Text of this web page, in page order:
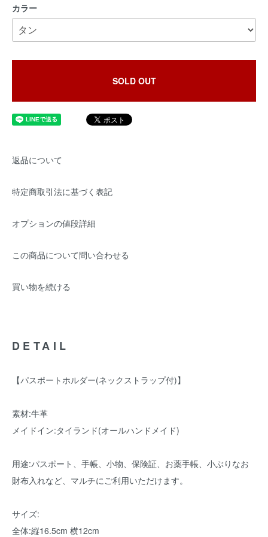
カラー
SOLD OUT
返品について
特定商取引法に基づく表記
オプションの値段詳細
この商品について問い合わせる
買い物を続ける
DETAIL
【パスポートホルダー(ネックストラップ付)】
素材:牛革
メイドイン:タイランド(オールハンドメイド)
用途:パスポート、手帳、小物、保険証、お薬手帳、小ぶりなお
財布入れなど、マルチにご利用いただけます。
サイズ:
全体:縦16.5cm 横12cm